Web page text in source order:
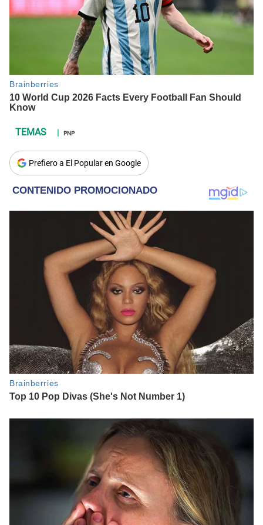
PNP
Prefiero a El Popular en Google